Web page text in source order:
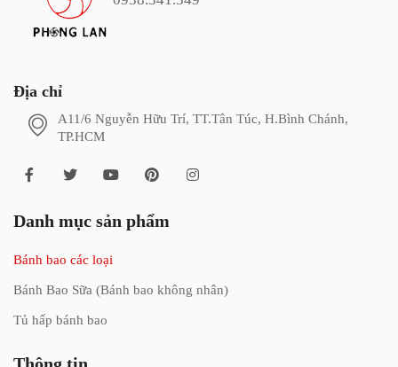
Địa chỉ
A11/6 Nguyễn Hữu Trí, TT.Tân Túc, H.Bình Chánh,
TP.HCM
Danh mục sản phẩm
Bánh bao các loại
Bánh Bao Sữa (Bánh bao không nhân)
Tủ hấp bánh bao
Thông tin